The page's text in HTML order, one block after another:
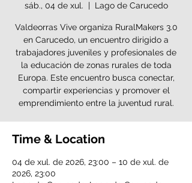
sáb., 04 de xul.
  |
Lago de Carucedo
Valdeorras Vive organiza RuralMakers 3.0
en Carucedo, un encuentro dirigido a
trabajadores juveniles y profesionales de
la educación de zonas rurales de toda
Europa. Este encuentro busca conectar,
compartir experiencias y promover el
emprendimiento entre la juventud rural.
Time & Location
04 de xul. de 2026, 23:00 – 10 de xul. de
2026, 23:00